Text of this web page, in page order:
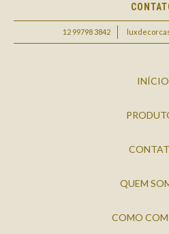
12 99798 3842
INÍCIO
QUEM
COMO